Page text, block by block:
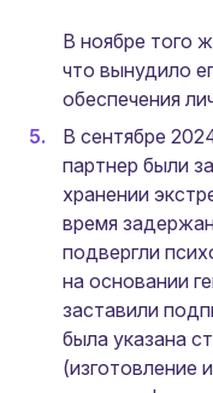
В ноябре того
что вынудило
обеспечения
В сентябре
партнер были
хранении
время
подвергли
на основании
заставили
была указана
(изготовление